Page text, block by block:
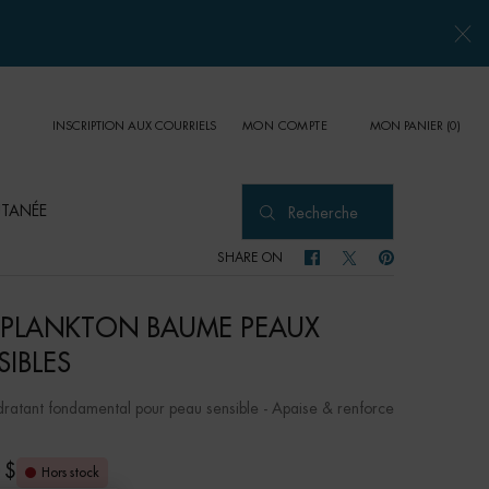
INSCRIPTION AUX COURRIELS MON COMPTE MON PANIER 0
0 PRODUCT IN CART
Recherche
SHARE ON SHARE ON FACEBOOK
SHARE ON TWITTER
SHARE ON
PLANKTON BAUME PEAUX
fondamental pour peau sensible - Apaise & renforce
$ Hors stock